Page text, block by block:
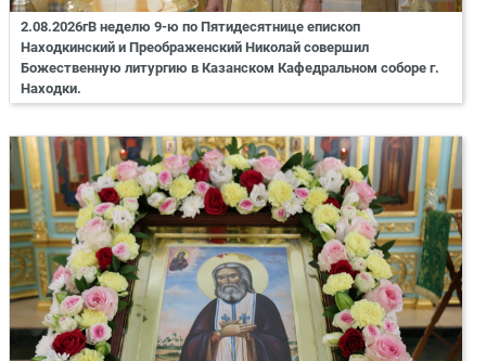
2.08.2026гВ неделю 9-ю по Пятидесятнице епископ
Находкинский и Преображенский Николай совершил
Божественную литургию в Казанском Кафедральном соборе г.
Находки.